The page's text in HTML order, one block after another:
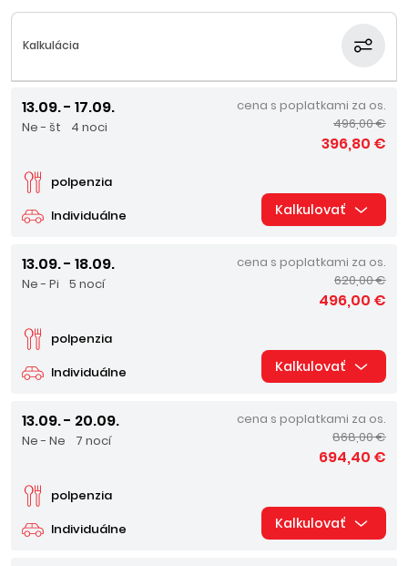
Kalkulácia
13.09. - 17.09.
Ne - št 4 noci
Individuálne
polpenzia
cena s poplatkami za os.
496,00 €
396,80 €
Kalkulovať
13.09. - 18.09.
Ne - Pi 5 nocí
Individuálne
polpenzia
cena s poplatkami za os.
620,00 €
496,00 €
Kalkulovať
13.09. - 20.09.
Ne - Ne 7 nocí
Individuálne
polpenzia
cena s poplatkami za os.
868,00 €
694,40 €
Kalkulovať